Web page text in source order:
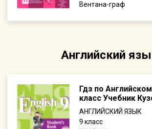
Вентана-граф
Английский
Гдз по
класс Учебник
АНГЛИЙСКИЙ ЯЗЫК
9